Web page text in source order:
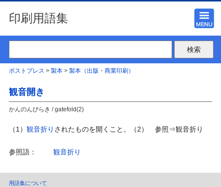
印刷用語集
ポストプレス > 製本> 製本（出版・商業印刷）
観音開き
かんのんびらき / gatefold(2)
（1） 観音折り されたものを開くこと。（2） 参照⇒観音折り
参照語： 観音折り
用語集について